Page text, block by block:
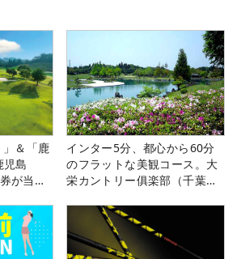
」＆「鹿
児島
が当た
インター5分、都心から60分
のフラットな美観コース。大
栄カントリー俱楽部（千葉